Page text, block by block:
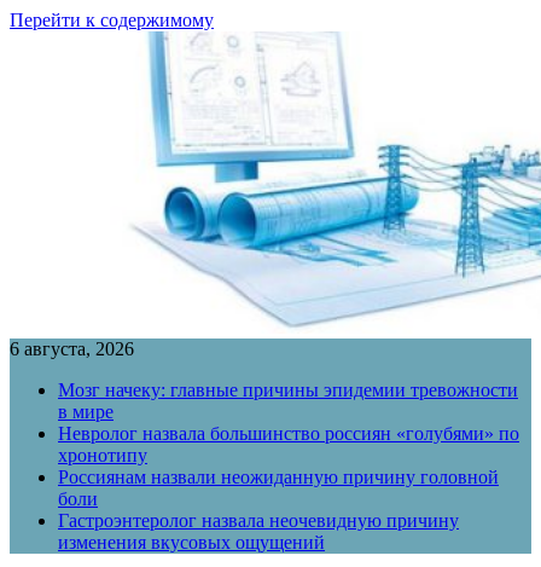
Перейти к содержимому
6 августа, 2026
Мозг начеку: главные причины эпидемии тревожности
в мире
Невролог назвала большинство россиян «голубями» по
хронотипу
Россиянам назвали неожиданную причину головной
боли
Гастроэнтеролог назвала неочевидную причину
изменения вкусовых ощущений